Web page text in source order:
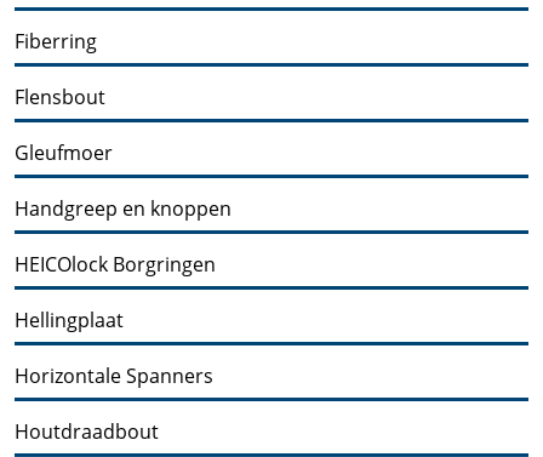
Fiberring
Flensbout
Gleufmoer
Handgreep en knoppen
HEICOlock Borgringen
Hellingplaat
Horizontale Spanners
Houtdraadbout